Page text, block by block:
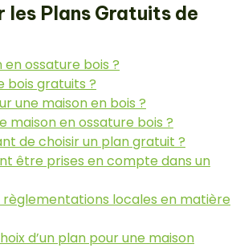
les Plans Gratuits de
ossature bois ?
bois gratuits ?
une maison en bois ?
maison en ossature bois ?
de choisir un plan gratuit ?
être prises en compte dans un
règlementations locales en matière
d’un plan pour une maison